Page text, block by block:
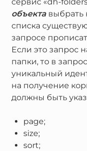
объектавыбрать
списка
запросе
Если это запрос
папки, то в
уникальный
на получение
должны быть
page;
size;
sort;